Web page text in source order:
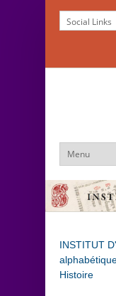
INSTITUT
Histoire